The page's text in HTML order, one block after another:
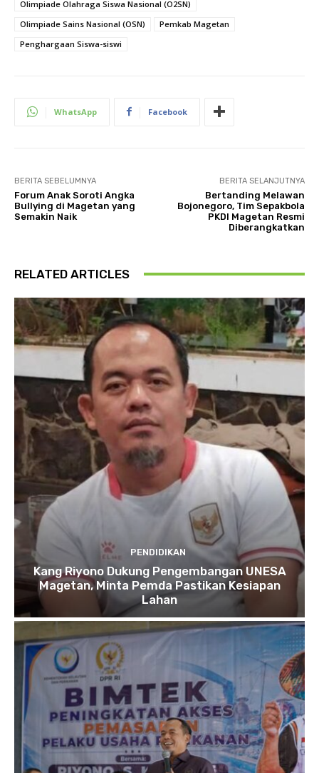
Olimpiade Olahraga Siswa Nasional (O2SN)
Olimpiade Sains Nasional (OSN)
Pemkab Magetan
Penghargaan Siswa-siswi
WhatsApp Facebook
BERITA SEBELUMNYA
Forum Anak Soroti Angka
Bullying di Magetan yang
Semakin Naik
BERITA SELANJUTNYA
Bertanding Melawan
Bojonegoro, Tim Sepakbola
PKDI Magetan Resmi
Diberangkatkan
RELATED ARTICLES
PENDIDIKAN
Kang Riyono Dukung Pengembangan UNESA
Magetan, Minta Pemda Pastikan Kesiapan
Lahan